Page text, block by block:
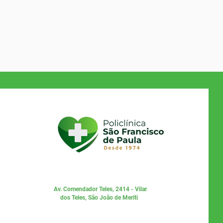
Av. Comendador Teles, 2414 - Vilar
dos Teles, São João de Meriti